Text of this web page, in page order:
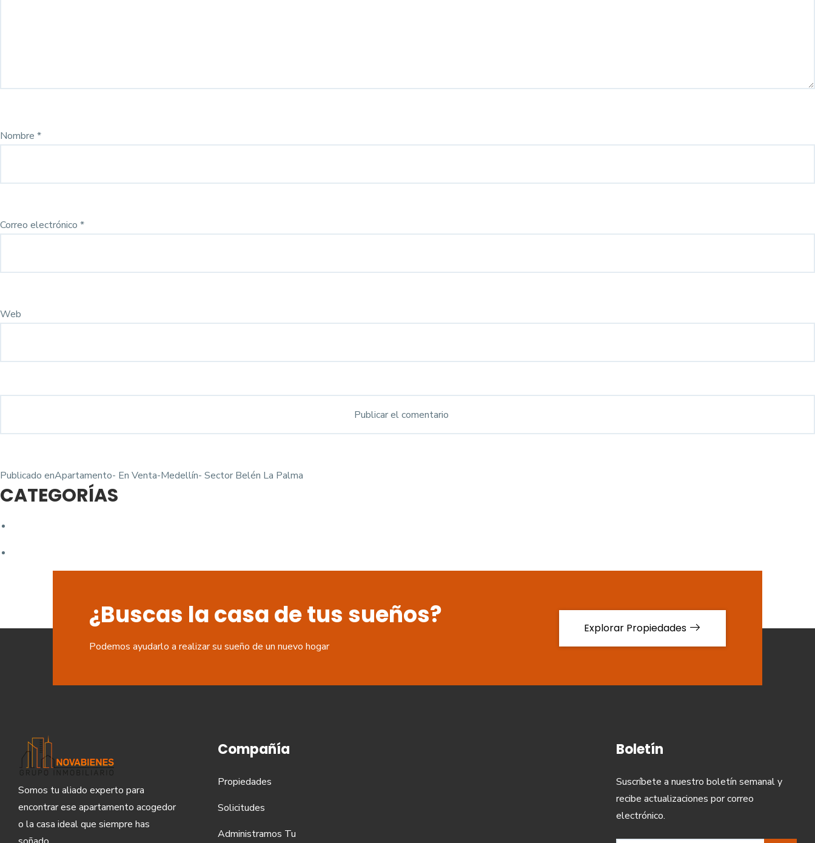
Nombre *
Correo electrónico *
Web
Navegación
de
entradas
Publicado enApartamento- En Venta-Medellín- Sector Belén La Palma
CATEGORÍAS
¿Buscas la casa de tus sueños?
Podemos ayudarlo a realizar su sueño de un nuevo hogar
Explorar Propiedades
Somos tu aliado experto para
encontrar ese apartamento acogedor
o la casa ideal que siempre has
Compañía
Propiedades
Solicitudes
Administramos Tu
Boletín
Suscríbete a nuestro boletín semanal y
recibe actualizaciones por correo
electrónico.